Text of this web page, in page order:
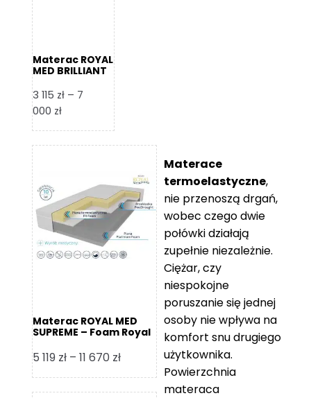
Materac ROYAL
MED BRILLIANT
3 115 zł – 7
000 złZakres
od
7
000 zł
Materac ROYAL MED
SUPREME – Foam Royal
5 119 zł – 11 670 złZakres
cen:
od
Materace
termoelastyczne,
nie przenoszą drgań,
wobec czego dwie
połówki działają
zupełnie niezależnie.
Ciężar, czy
niespokojne
poruszanie się jednej
osoby nie wpływa na
komfort snu drugiego
użytkownika.
Powierzchnia
materaca